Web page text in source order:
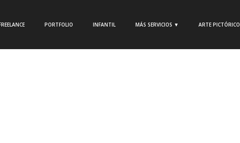
PORTFOLIO INFANTIL MÁS SERVICIOS ▼ ARTE PICTÓRICO